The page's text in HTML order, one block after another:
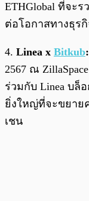
ETHGlobal ที่จะ
ต่อโอกาสทางธุร
4. Linea x Bitkub
2567 ณ
ร่วมกับ Linea บล็
ยิ่งใหญ่ที่จะขยาย
เชน